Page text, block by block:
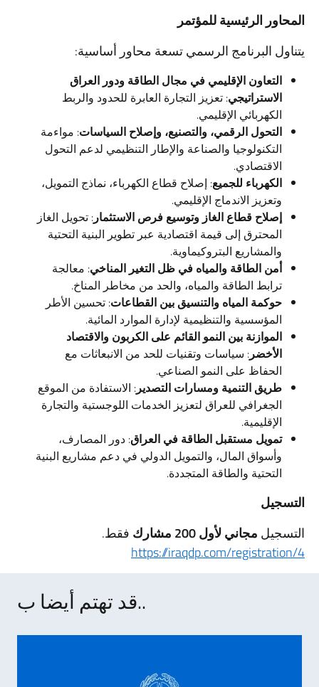
المحاور الرئيسية للمؤتمر
يتناول البرنامج الرسمي تسعة محاور أساسية:
التعاون الإقليمي في مجال الطاقة ودور العراق
الاستراتيجي: تعزيز التجارة العابرة للحدود والربط
الكهربائي الإقليمي.
التحول الرقمي، والتصنيع، وإصلاح السياسات: مواءمة
التكنولوجيا والصناعة والإطار التنظيمي لدعم التحول
الاقتصادي.
الكهرباء للجميع: إصلاح قطاع الكهرباء، نماذج التمويل،
وتعزيز الاندماج الإقليمي.
إصلاح قطاع الغاز وتوسيع فرص الاستثمار: تحويل الغاز
المحترق إلى قيمة اقتصادية عبر تطوير البنية التحتية
والمشاريع البتروكيماوية.
أمن الطاقة والمياه في ظل التغير المناخي: معالجة
ترابط الطاقة والمياه، والحد من مخاطر المناخ.
حوكمة المياه والتنسيق بين القطاعات: تحسين الأطر
المؤسسية والتنظيمية لإدارة الموارد المائية.
الموازنة بين النمو القائم على الكربون والاقتصاد
الأخضر: سياسات وتقنيات للحد من الانبعاثات مع
الحفاظ على النمو الصناعي.
طريق التنمية ومسارات التصدير: الاستفادة من الموقع
الجغرافي للعراق لتعزيز الخدمات اللوجستية والتجارة
الإقليمية.
تمويل مستقبل الطاقة في العراق: دور المصارف،
وأسواق المال، والتمويل الدولي في دعم مشاريع البنية
التحتية والطاقة المتجددة.
التسجيل
التسجيل مجاني لأول 200 مشارك
فقط.
https://iraqdp.com/registration/4
قد تهتم أيضا ب..